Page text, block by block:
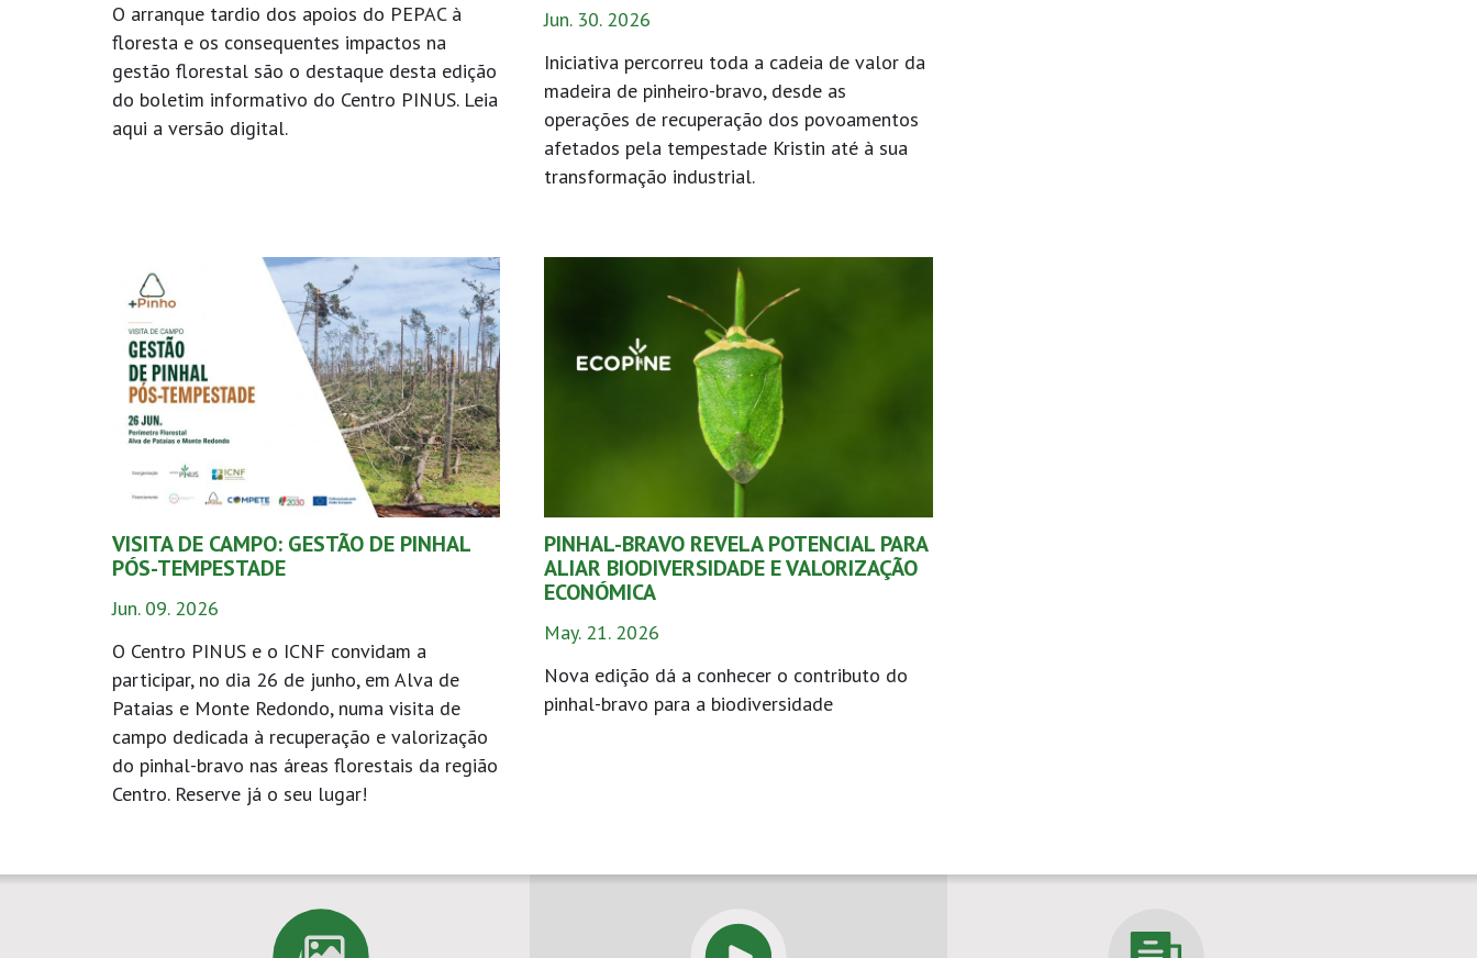
O arranque tardio dos apoios do PEPAC à
floresta e os consequentes impactos na
gestão florestal são o destaque desta edição
do boletim informativo do Centro PINUS. Leia
aqui a versão digital.
Jun. 30. 2026
Iniciativa percorreu toda a cadeia de valor da
madeira de pinheiro-bravo, desde as
operações de recuperação dos povoamentos
afetados pela tempestade Kristin até à sua
transformação industrial.
VISITA DE CAMPO: GESTÃO DE PINHAL
PÓS-TEMPESTADE
Jun. 09. 2026
O Centro PINUS e o ICNF convidam a
participar, no dia 26 de junho, em Alva de
Pataias e Monte Redondo, numa visita de
campo dedicada à recuperação e valorização
do pinhal-bravo nas áreas florestais da região
Centro. Reserve já o seu lugar!
PINHAL-BRAVO REVELA POTENCIAL PARA
ALIAR BIODIVERSIDADE E VALORIZAÇÃO
ECONÓMICA
May. 21. 2026
Nova edição dá a conhecer o contributo do
pinhal-bravo para a biodiversidade